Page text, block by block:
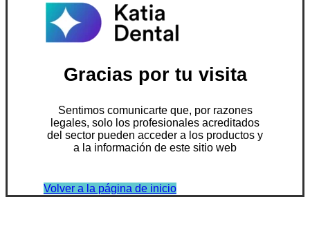
Gracias por tu visita
Sentimos comunicarte que, por razones
legales, solo los profesionales acreditados
del sector pueden acceder a los productos y
a la información de este sitio web
Volver a la página de inicio